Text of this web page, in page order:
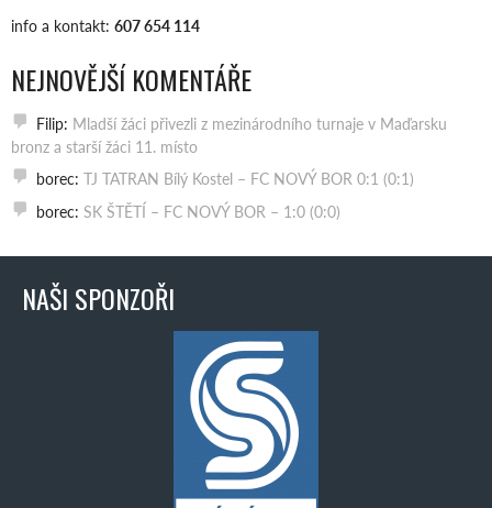
info a kontakt: 607 654 114
NEJNOVĚJŠÍ KOMENTÁŘE
Filip: Mladší žáci přivezli z mezinárodního turnaje v Maďarsku
bronz a starší žáci 11. místo
borec: TJ TATRAN Bílý Kostel – FC NOVÝ BOR 0:1 (0:1)
borec: SK ŠTĚTÍ – FC NOVÝ BOR – 1:0 (0:0)
NAŠI SPONZOŘI